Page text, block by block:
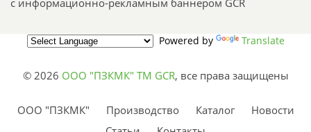
с информационно-рекламным баннером GCR
Powered by Translate
© 2026 ООО "ПЗКМК" TM GCR, все права защищены
ООО "ПЗКМК" Производство Каталог
Новости